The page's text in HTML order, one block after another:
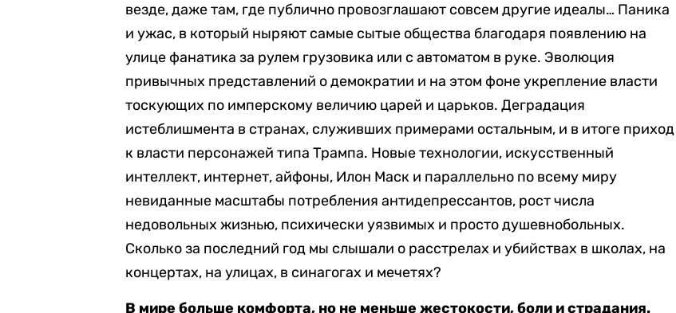
везде, даже там, где публично провозглашают совсем другие идеалы… Паника
и ужас, в который ныряют самые сытые общества благодаря появлению на
улице фанатика за рулем грузовика или с автоматом в руке. Эволюция
привычных представлений о демократии и на этом фоне укрепление власти
тоскующих по имперскому величию царей и царьков. Деградация
истеблишмента в странах, служивших примерами остальным, и в итоге приход
к власти персонажей типа Трампа. Новые технологии, искусственный
интеллект, интернет, айфоны, Илон Маск и параллельно по всему миру
невиданные масштабы потребления антидепрессантов, рост числа
недовольных жизнью, психически уязвимых и просто душевнобольных.
Сколько за последний год мы слышали о расстрелах и убийствах в школах, на
концертах, на улицах, в синагогах и мечетях?
В мире больше комфорта, но не меньше жестокости, боли и страдания.